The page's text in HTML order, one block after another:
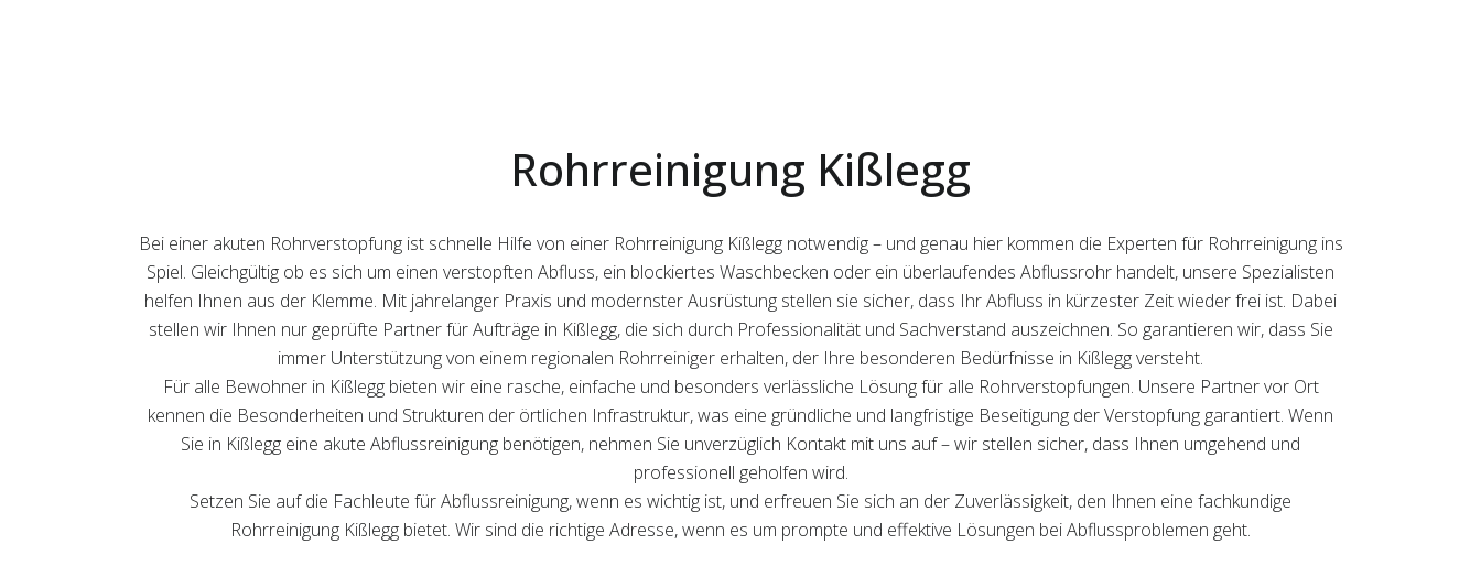
Rohrreinigung Kißlegg
Bei einer akuten Rohrverstopfung ist schnelle Hilfe von einer Rohrreinigung Kißlegg notwendig – und genau hier kommen die Experten für Rohrreinigung ins
Spiel. Gleichgültig ob es sich um einen verstopften Abfluss, ein blockiertes Waschbecken oder ein überlaufendes Abflussrohr handelt, unsere Spezialisten
helfen Ihnen aus der Klemme. Mit jahrelanger Praxis und modernster Ausrüstung stellen sie sicher, dass Ihr Abfluss in kürzester Zeit wieder frei ist. Dabei
stellen wir Ihnen nur geprüfte Partner für Aufträge in Kißlegg, die sich durch Professionalität und Sachverstand auszeichnen. So garantieren wir, dass Sie
immer Unterstützung von einem regionalen Rohrreiniger erhalten, der Ihre besonderen Bedürfnisse in Kißlegg versteht.
Für alle Bewohner in Kißlegg bieten wir eine rasche, einfache und besonders verlässliche Lösung für alle Rohrverstopfungen. Unsere Partner vor Ort
kennen die Besonderheiten und Strukturen der örtlichen Infrastruktur, was eine gründliche und langfristige Beseitigung der Verstopfung garantiert. Wenn
Sie in Kißlegg eine akute Abflussreinigung benötigen, nehmen Sie unverzüglich Kontakt mit uns auf – wir stellen sicher, dass Ihnen umgehend und
professionell geholfen wird.
Setzen Sie auf die Fachleute für Abflussreinigung, wenn es wichtig ist, und erfreuen Sie sich an der Zuverlässigkeit, den Ihnen eine fachkundige
Rohrreinigung Kißlegg bietet. Wir sind die richtige Adresse, wenn es um prompte und effektive Lösungen bei Abflussproblemen geht.